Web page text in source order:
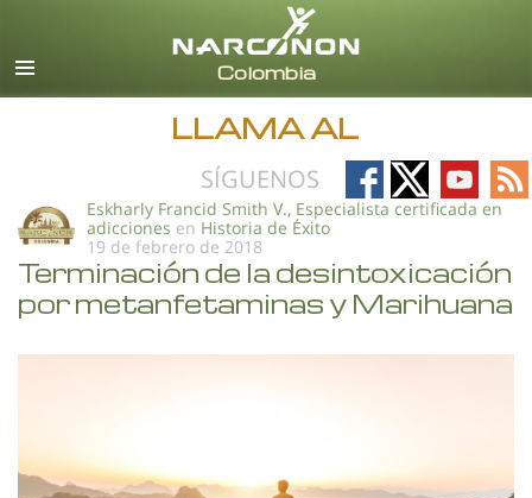
Español
Todas las Regiones/Idiomas
LLAMA AL
SÍGUENOS
Follow
on
Follow
on
Follow
on
on
Eskharly Francid Smith V., Especialista certificada en
adicciones en Historia de Éxito
19 de febrero de 2018
Terminación de la desintoxicación
por metanfetaminas y Marihuana